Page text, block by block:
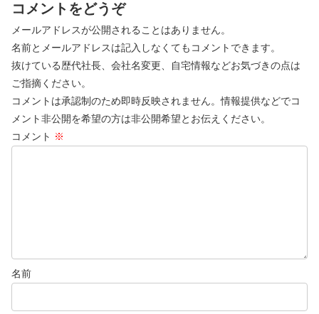
コメントをどうぞ
メールアドレスが公開されることはありません。
名前とメールアドレスは記入しなくてもコメントできます。
抜けている歴代社長、会社名変更、自宅情報などお気づきの点は
ご指摘ください。
コメントは承認制のため即時反映されません。情報提供などでコ
メント非公開を希望の方は非公開希望とお伝えください。
コメント ※
名前